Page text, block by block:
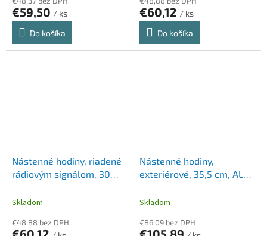
€59,50 / ks
Do košíka
€60,12 / ks
Do košíka
Nástenné hodiny, riadené
rádiovým signálom, 30
strieborná
Skladom
€48,88 bez DPH
Nástenné hodiny,
exteriérové, 35,5 cm, ALBA
Skladom
€86,09 bez DPH